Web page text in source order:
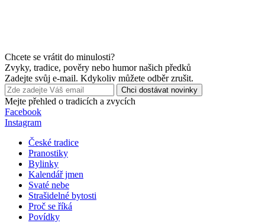
Chcete se vrátit do minulosti?
Zvyky, tradice, pověry nebo humor našich předků
Zadejte svůj e-mail. Kdykoliv můžete odběr zrušit.
Chci dostávat novinky
Mejte přehled o tradicích a zvycích
Facebook
Instagram
České tradice
Pranostiky
Bylinky
Kalendář jmen
Svaté nebe
Strašidelné bytosti
Proč se říká
Povídky